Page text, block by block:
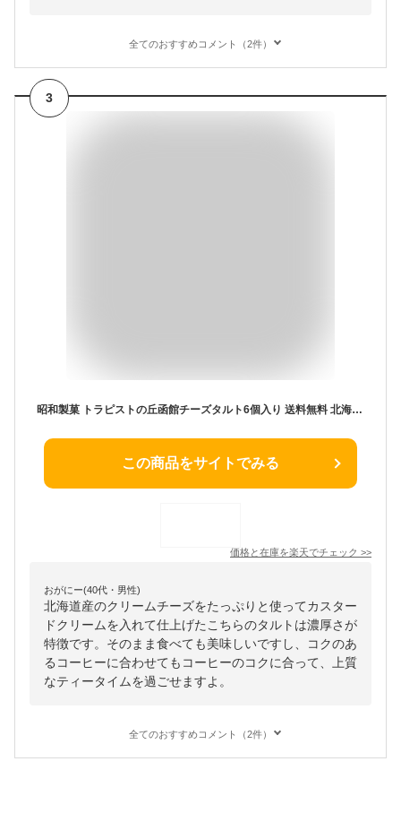
全てのおすすめコメント（2件）
3
昭和製菓 トラピストの丘函館チーズタルト6個入り 送料無料 北海道産 牛乳 クリームチーズ お土産 ギフト プレゼント お菓子 バレンタイン
この商品をサイトでみる
価格と在庫を楽天でチェック >>
おがにー(40代・男性)
北海道産のクリームチーズをたっぷりと使ってカスター
ドクリームを入れて仕上げたこちらのタルトは濃厚さが
特徴です。そのまま食べても美味しいですし、コクのあ
るコーヒーに合わせてもコーヒーのコクに合って、上質
なティータイムを過ごせますよ。
全てのおすすめコメント（2件）